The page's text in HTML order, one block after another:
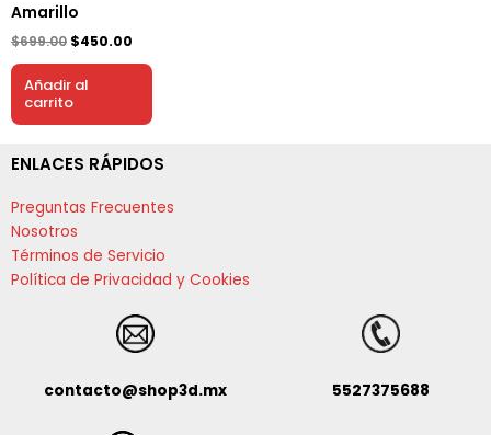
Amarillo
$699.00 $450.00
Añadir al
carrito
ENLACES RÁPIDOS
Preguntas Frecuentes
Nosotros
Términos de Servicio
Política de Privacidad y Cookies
contacto@shop3d.mx 5527375688